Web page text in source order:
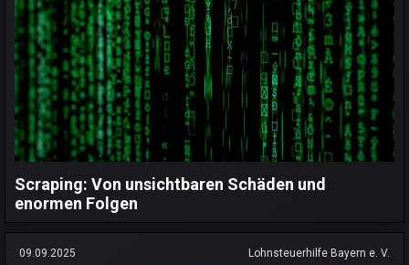
Scraping: Von unsichtbaren Schäden und
enormen Folgen
09.09.2025 Lohnsteuerhilfe Bayern e. V.